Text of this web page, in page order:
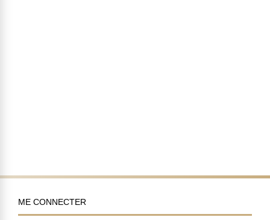
ME CONNECTER